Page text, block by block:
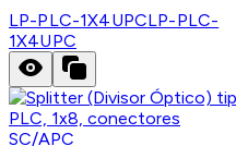
LP-PLC-1X4UPCLP-PLC-
1X4UPC